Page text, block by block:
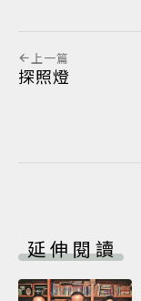
上一篇
探照燈
延伸閱讀